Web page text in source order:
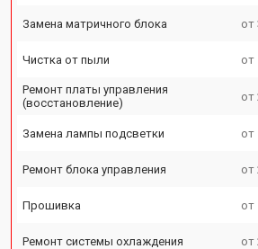
Замена матричного блока от
Чистка от пыли от
Ремонт платы управления
(восстановление)
от
Замена лампы подсветки от
Ремонт блока управления от
Прошивка от
Ремонт системы охлаждения от